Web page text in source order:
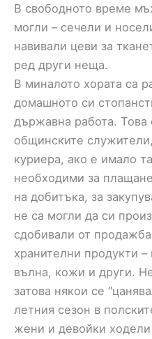
В свободното време
могли – сечели и
навивали цеви за
ред други неща.
В миналото хората са
домашното си
държавна работа. Това
общинските
куриера, ако е имало
необходими за
на добитъка, за
не са могли да си
сдобивали от
хранителни продукти
вълна, кожи и други.
затова някои се
летния сезон в
жени и девойки